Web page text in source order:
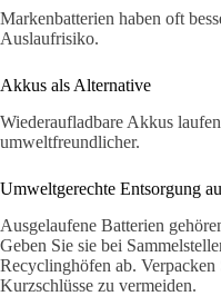
Markenbatterien haben oft
Auslaufrisiko.
Akkus als Alternative
Wiederaufladbare Akkus
umweltfreundlicher.
Umweltgerechte Entsorgung
Ausgelaufene Batterien
Geben Sie sie bei
Recyclinghöfen ab. Verpacken
Kurzschlüsse zu vermeiden.